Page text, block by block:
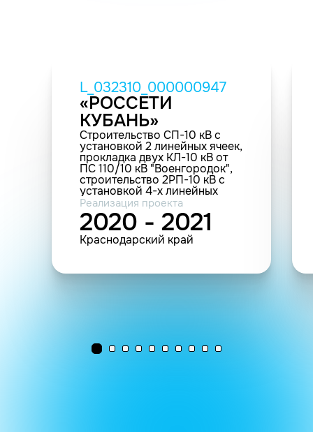
L_032310_000000947
«РОССЕТИ
КУБАНЬ»
Строительство СП-10 кВ с
установкой 2 линейных ячеек,
прокладка двух КЛ-10 кВ от
ПС 110/10 кВ "Военгородок",
строительство 2РП-10 кВ с
установкой 4-х линейных
ячеек, Краснодарский край, г.
Краснодар, д.53, в границах
участка почтового отделения
53 согласно договору
технологического
Реализация проекта
2020 - 2021
Краснодарский край